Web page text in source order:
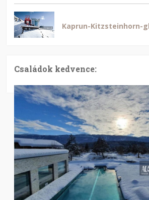
Kaprun-Kitzsteinhorn-
Családok kedvence: